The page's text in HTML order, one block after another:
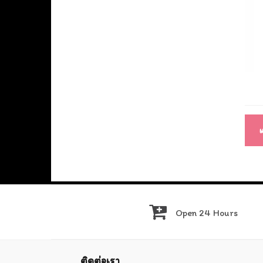
เรื่อง
Open 24 Hours
ติดต่อเรา